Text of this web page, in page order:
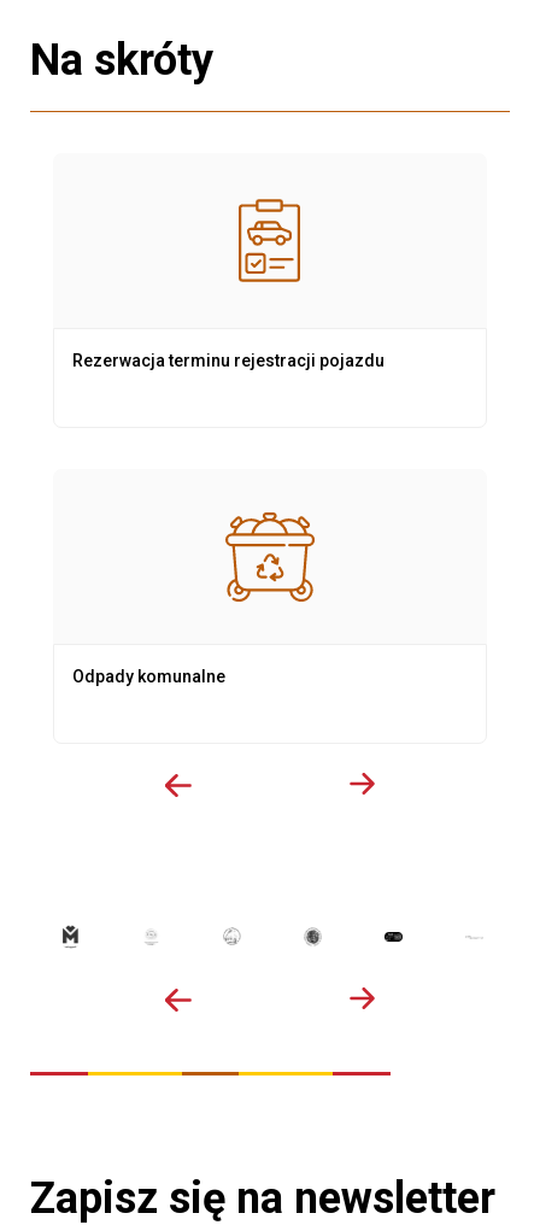
Na skróty
Rezerwacja terminu rejestracji pojazdu
Odpady komunalne
Zapisz się na newsletter